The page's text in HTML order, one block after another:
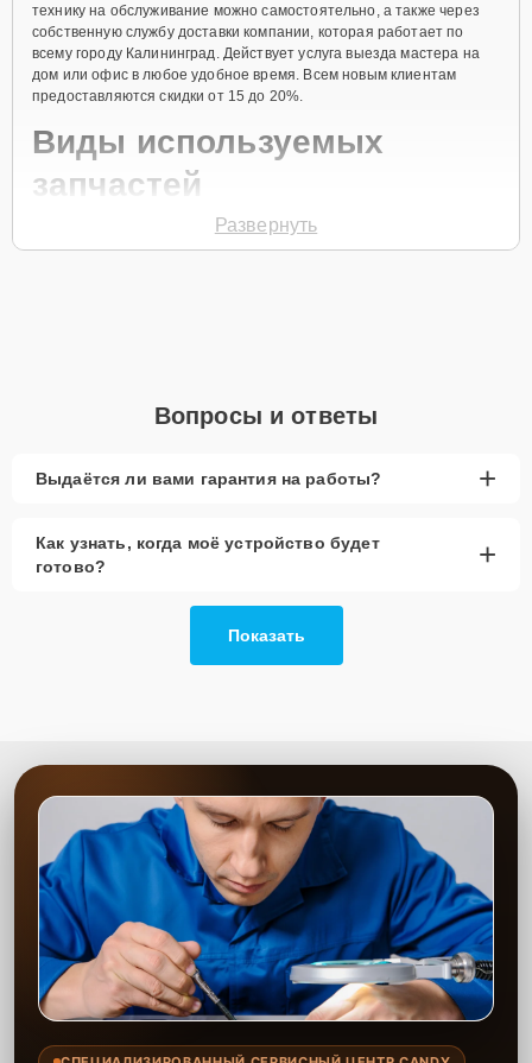
технику на обслуживание можно самостоятельно, а также через
собственную службу доставки компании, которая работает по
всему городу Калининград. Действует услуга выезда мастера на
дом или офис в любое удобное время. Всем новым клиентам
предоставляются скидки от 15 до 20%.
Виды используемых
запчастей
Для ремонта посудомоечной машины модели CDF8 712 L
активное использование устройства дольше
запчастей.
рассмотреть вариант с использованием
качественного аналога брендовой детали.
высококачественные запчасти, будь это 100% оригинал, или
надежные аналоги проверенных и зарекомендовавших себя
Позвонить по телефону горячей линии или
запросить обратный звонок через Форму заявки
для быстрого уточнения деталей.
Привезти устройство в ближайший центр или
передать аппарат курьеру службы доставки,
дождаться результатов диагностики и принять
решение.
Дождаться оповещения о готовности и забрать
устройство самостоятельно или воспользоваться
курьерской доставкой.
Развернуть
Вопросы и ответы
Выдаётся ли вами гарантия на работы? +
Как узнать, когда моё устройство будет
готово?
+
Показать